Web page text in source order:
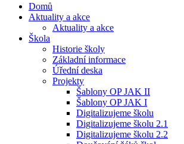
Domů
Aktuality a akce
Aktuality a akce
Škola
Historie školy
Základní informace
Úřední deska
Projekty
Šablony OP JAK II
Šablony OP JAK I
Digitalizujeme školu
Digitalizujeme školu 2.1
Digitalizujeme školu 2.2